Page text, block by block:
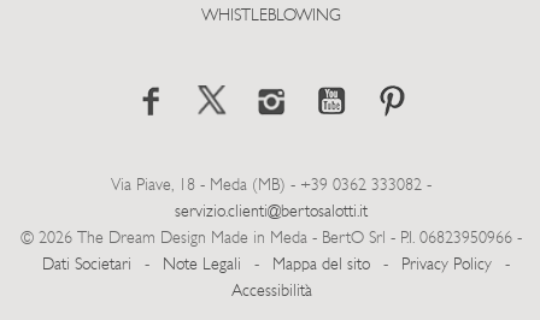
WHISTLEBLOWING
Via Piave, 18 - Meda (MB) - +39 0362 333082 -
servizio.clienti@bertosalotti.it
© 2026 The Dream Design Made in Meda - BertO Srl - P.I. 06823950966 -
Dati Societari
- Note Legali - Mappa del sito - Privacy Policy
-
Accessibilità